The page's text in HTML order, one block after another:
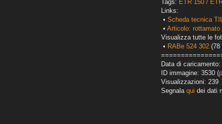
Tags: ETR 150 /
Links:
• Scheda tecnica
• Articolo:
Visualizza tutte le
• RABe 524 302 (78
Data di
ID immagine: 3530 (
Visualizzazioni: 239
Segnala qui dei dati